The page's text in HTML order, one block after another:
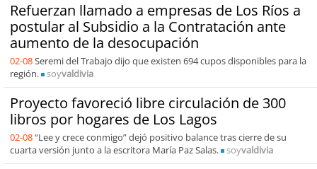
Refuerzan llamado a empresas de Los Ríos a
postular al Subsidio a la Contratación ante
aumento de la desocupación
02-08Seremi del Trabajo dijo que existen 694 cupos disponibles para la
región.
soyvaldivia
Proyecto favoreció libre circulación de 300
libros por hogares de Los Lagos
02-08“Lee y crece conmigo” dejó positivo balance tras cierre de su
cuarta versión junto a la escritora María Paz Salas.
soyvaldivia